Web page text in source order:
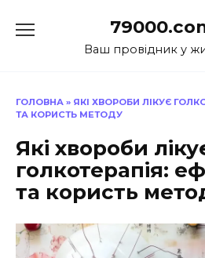
до
Ваш провідник у
ГОЛОВНА » ЯКІ ХВОРОБИ ЛІКУЄ
ТА КОРИСТЬ МЕТОДУ
Які хвороби
голкотерапія:
та користь